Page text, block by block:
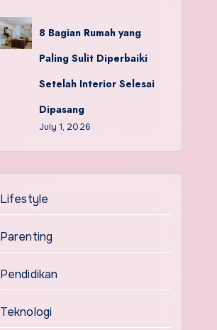
8 Bagian Rumah yang
Paling Sulit Diperbaiki
Setelah Interior Selesai
Dipasang
July 1, 2026
Lifestyle
Parenting
Pendidikan
Teknologi